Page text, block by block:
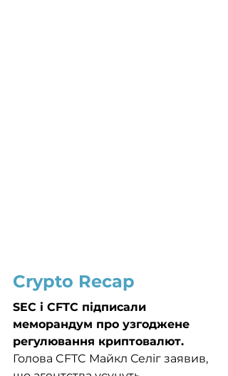
Crypto Recap
SEC і CFTC підписали
меморандум про узгоджене
регулювання криптовалют.
Голова CFTC Майкл Селіг заявив,